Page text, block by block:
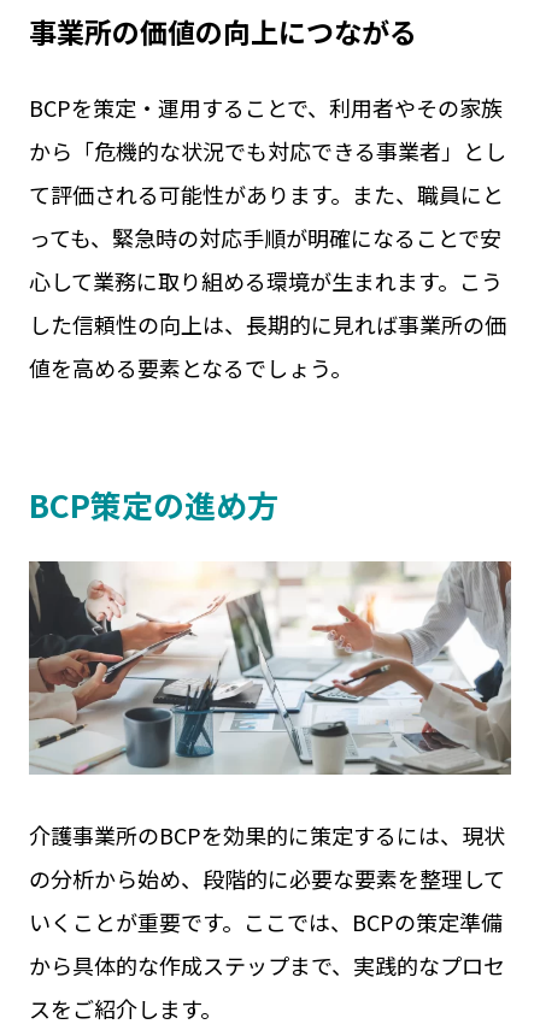
事業所の価値の向上につながる
BCPを策定・運用することで、利用者やその家族
から「危機的な状況でも対応できる事業者」とし
て評価される可能性があります。また、職員にと
っても、緊急時の対応手順が明確になることで安
心して業務に取り組める環境が生まれます。こう
した信頼性の向上は、長期的に見れば事業所の価
値を高める要素となるでしょう。
BCP策定の進め方
介護事業所のBCPを効果的に策定するには、現状
の分析から始め、段階的に必要な要素を整理して
いくことが重要です。ここでは、BCPの策定準備
から具体的な作成ステップまで、実践的なプロセ
スをご紹介します。